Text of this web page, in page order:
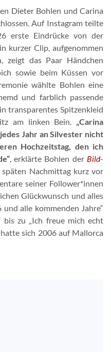
Dieter Bohlen und Carina
Auf Instagram teilte
erste Eindrücke von der
kurzer Clip, aufgenommen
zeigt das Paar Händchen
sowie beim Küssen vor
wählte Bohlen eine
und farblich passende
transparentes Spitzenkleid
am linken Bein. „Carina
Jahr an Silvester nicht
Hochzeitstag, den ich
, erklärte Bohlen der Bild-
Nachmittag kurz vor
seiner Follower*innen
Glückwunsch und alles
alle kommenden Jahre“
bis zu „Ich freue mich echt
hatte sich 2006 auf Mallorca